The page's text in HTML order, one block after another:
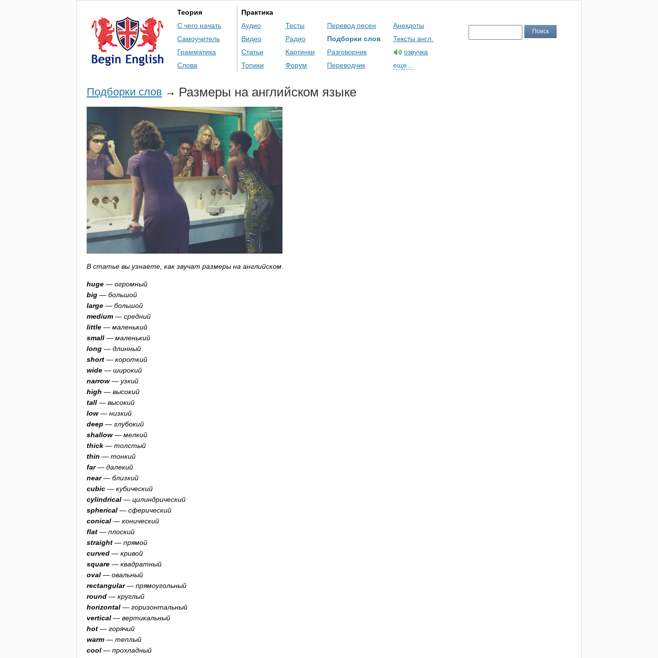
Теория
С чего начать
Самоучитель
Грамматика
Слова
Практика
Аудио
Видео
Статьи
Топики
Тесты
Радио
Картинки
Форум
Перевод песен
Подборки слов
Разговорник
Переводчик
Анекдоты
Тексты англ.
озвучка
еще...
Подборки слов → Размеры на английском языке
В статье вы узнаете, как звучат размеры на английском.
huge — огромный
big — большой
large — большой
medium — средний
little — маленький
small — маленький
long — длинный
short — короткий
wide — широкий
narrow — узкий
high — высокий
tall — высокий
low — низкий
deep — глубокий
shallow — мелкий
thick — толстый
thin — тонкий
far — далекий
near — близкий
cubic — кубический
cylindrical — цилиндрический
spherical — сферический
conical — конический
flat — плоский
straight — прямой
curved — кривой
square — квадратный
oval — овальный
rectangular — прямоугольный
round — круглый
horizontal — горизонтальный
vertical — вертикальный
hot — горячий
warm — теплый
cool — прохладный